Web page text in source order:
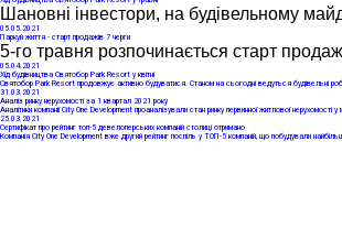
Шановні інвестори, на будівельному
05.05.2021
Паркуй життя - старт продажів 7 черги
5-го травня розпочинається старт
05.04.2021
Хід будівництва Святобор Park Resort у квітні
Святобор Park Resort продовжує активно будуватися. Станом на сьогодні ведуться будівельні
31 .03.2021
Аналіз ринку нерухомості за 1 квартал 2021 року
Аналітики компанії City One Development проаналізували стан ринку первинної житлової
25.03.2021
Сертифікат про рейтинг топ-5 девелоперських компаній столиці отримано
Компанія Сity One Development вже другий рейтинг поспіль у ТОП-5 компаній, що побудували